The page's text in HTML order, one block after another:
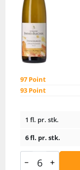
97 Point
93 Point
1 fl. pr. stk.
6 fl. pr. stk.